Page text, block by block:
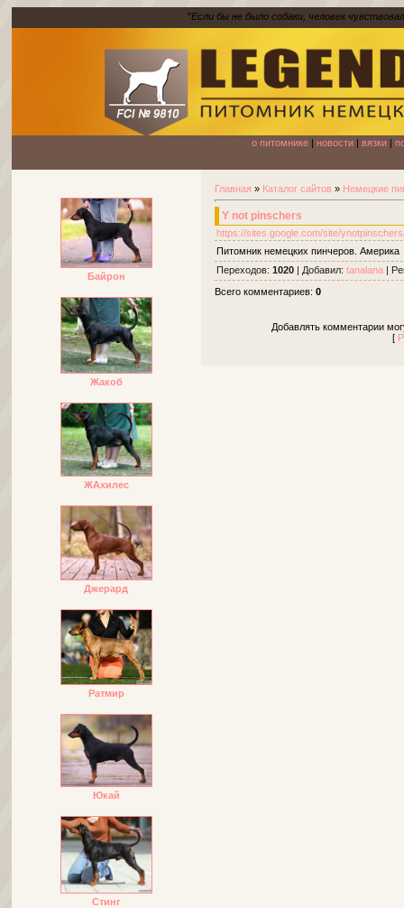
"Если бы не было собаки, человек
о питомнике| новости| вязки|
Байрон
Жакоб
ЖАхилес
Джерард
Ратмир
Юкай
Стинг
Главная » Каталог сайтов» Немецкие
Y not pinschers
https://sites.google.com/site/
Питомник немецких пинчеров. Америка
Переходов: 1020| Добавил: tanalana|
Всего комментариев: 0
Добавлять комментарии
[